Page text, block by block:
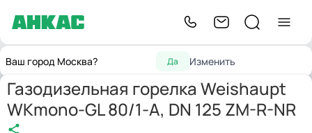
Ваш город Москва? Да Изменить
Главнаякотлов отопления
WKmono-GL 80/1-A, DN 125 ZM-R-NR
Газодизельная горелка Weishaupt
WKmono-GL 80/1-A, DN 125 ZM-R-NR